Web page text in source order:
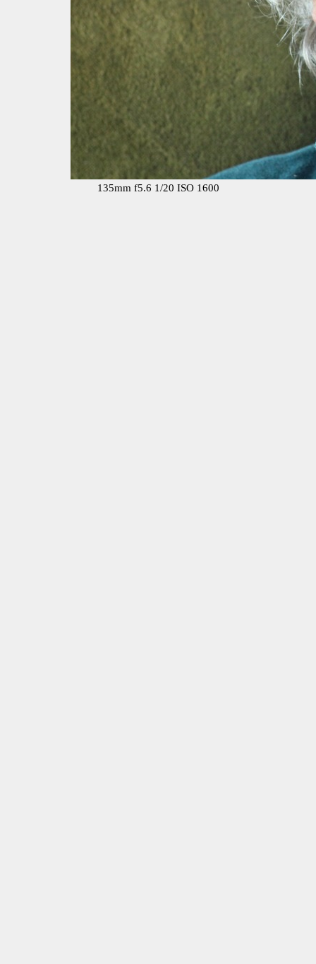
135mm f5.6 1/20 ISO 1600